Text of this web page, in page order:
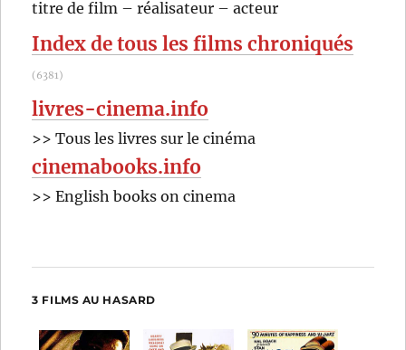
titre de film – réalisateur – acteur
Index de tous les films chroniqués
(6381)
livres-cinema.info
>> Tous les livres sur le cinéma
cinemabooks.info
>> English books on cinema
3 FILMS AU HASARD